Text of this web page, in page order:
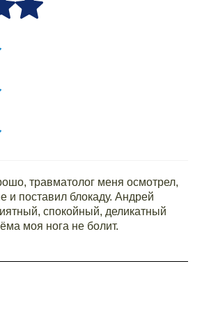
травматолог меня осмотрел,
и поставил блокаду. Андрей
спокойный, деликатный
моя нога не болит.